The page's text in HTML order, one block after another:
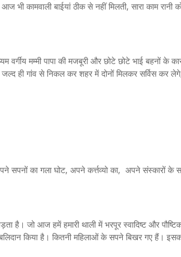
कामवाली बाईयां ठीक से नहीं मिलती, सारा काम रानी
वर्गीय मम्मी पापा की मजबूरी और छोटे छोटे भाई बहनों के
जल्द ही गांव से निकल कर शहर में दोनों मिलकर सर्विस कर
सपनों का गला घोट, अपने कर्त्तव्यो का, अपने संस्कारों के
है। जो आज हमें हमारी थाली में भरपूर स्वादिष्ट और
किया है। कितनी महिलाओं के सपने बिखर गए हैं।